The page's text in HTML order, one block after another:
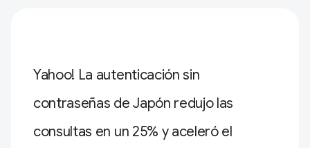
Yahoo! La autenticación sin
contraseñas de Japón redujo las
consultas en un 25% y aceleró el